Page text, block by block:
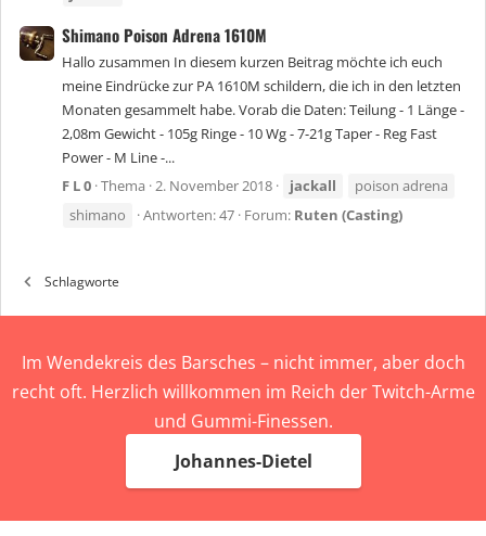
Shimano Poison Adrena 1610M
Hallo zusammen In diesem kurzen Beitrag möchte ich euch
meine Eindrücke zur PA 1610M schildern, die ich in den letzten
Monaten gesammelt habe. Vorab die Daten: Teilung - 1 Länge -
2,08m Gewicht - 105g Ringe - 10 Wg - 7-21g Taper - Reg Fast
Power - M Line -...
F L 0 Thema 2. November 2018 jackall
poison adrena
shimano
Antworten: 47 Forum: Ruten (Casting)
Schlagworte
Im Wendekreis des Barsches – nicht immer, aber doch
recht oft. Herzlich willkommen im Reich der Twitch-Arme
und Gummi-Finessen.
Johannes-Dietel